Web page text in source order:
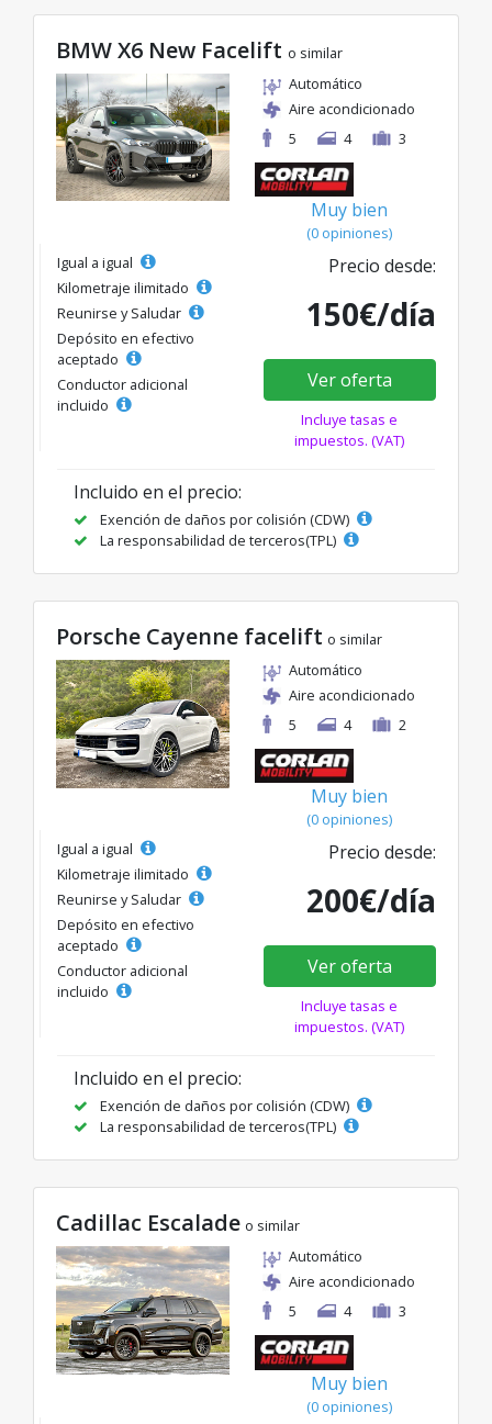
BMW X6 New Facelift o similar
Automático
Aire acondicionado
5
4 3
Muy bien
(0 opiniones)
Igual a igual
Kilometraje ilimitado
Reunirse y Saludar
Depósito en efectivo
aceptado
Conductor adicional
incluido
Precio desde:
150€/día
Ver oferta
Incluye tasas e
impuestos. (VAT)
Incluido en el precio:
Exención de daños por colisión (CDW)
La responsabilidad de terceros(TPL)
Porsche Cayenne facelift o similar
Automático
Aire acondicionado
5
4 2
Muy bien
(0 opiniones)
Igual a igual
Kilometraje ilimitado
Reunirse y Saludar
Depósito en efectivo
aceptado
Conductor adicional
incluido
Precio desde:
200€/día
Ver oferta
Incluye tasas e
impuestos. (VAT)
Incluido en el precio:
Exención de daños por colisión (CDW)
La responsabilidad de terceros(TPL)
Cadillac Escalade o similar
Automático
Aire acondicionado
5
4 3
Muy bien
(0 opiniones)